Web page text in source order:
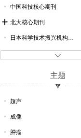
2009
2008
2007
2006
2003
2002
2001
电子电信
文学
化学工程
自然科学总论

中国科技核心期刊
北大核心期刊
日本科学技术振兴机构数据库
主题
超声
成像
肿瘤